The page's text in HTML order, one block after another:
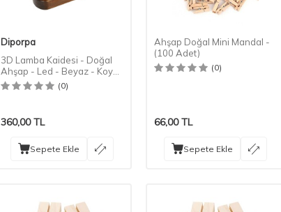
Diporpa
3D Lamba Kaidesi - Doğal
Ahşap - Led - Beyaz - Koyu
Renk
(0)
360,00TL
Sepete Ekle
Ahşap Doğal Mini Mandal -
(100 Adet)
(0)
66,00TL
Sepete Ekle